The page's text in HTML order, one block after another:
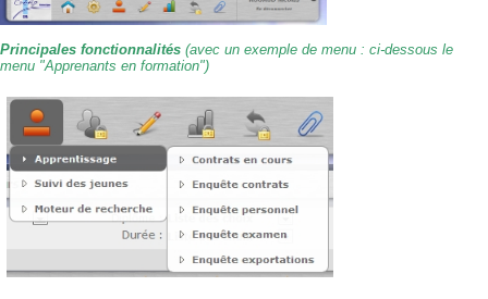
Principales fonctionnalités (avec un exemple de menu : ci-dessous le
menu "Apprenants en formation")